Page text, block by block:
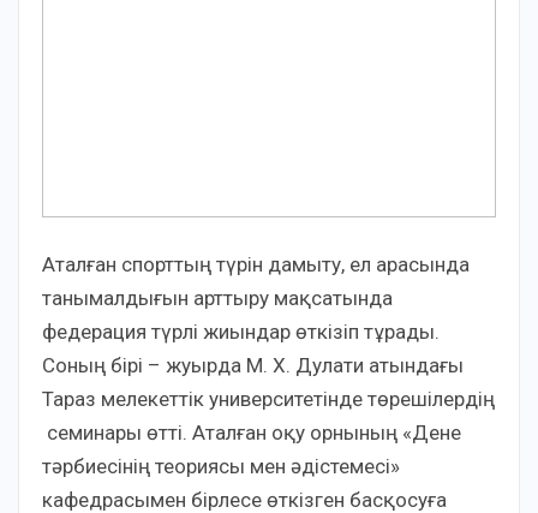
Аталған спорттың түрін дамыту, ел арасында
танымалдығын арттыру мақсатында
федерация түрлі жиындар өткізіп тұрады.
Соның бірі – жуырда М. Х. Дулати атындағы
Тараз мелекеттік университетінде төрешілердің
семинары өтті. Аталған оқу орнының «Дене
тәрбиесінің теориясы мен әдістемесі»
кафедрасымен бірлесе өткізген басқосуға